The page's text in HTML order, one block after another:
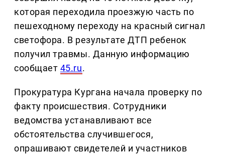
которая переходила проезжую часть по
пешеходному переходу на красный сигнал
светофора. В результате ДТП ребенок
получил травмы. Данную информацию
сообщает 45.ru.
Прокуратура Кургана начала проверку по
факту происшествия. Сотрудники
ведомства устанавливают все
обстоятельства случившегося,
опрашивают свидетелей и участников